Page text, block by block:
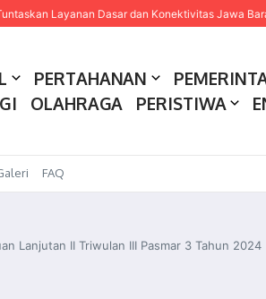
Dasar dan Konektivitas Jawa Barat pada
PERTAHANAN
OLAHRAGA PERISTIWA
FAQ
Lanjutan II Triwulan III Pasmar 3 Tahun 2024